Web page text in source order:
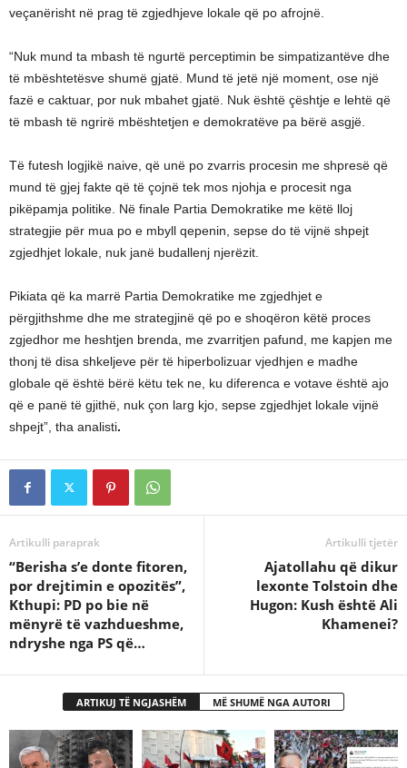
veçanërisht në prag të zgjedhjeve lokale që po afrojnë.
“Nuk mund ta mbash të ngurtë perceptimin be simpatizantëve dhe
të mbështetësve shumë gjatë. Mund të jetë një moment, ose një
fazë e caktuar, por nuk mbahet gjatë. Nuk është çështje e lehtë që
të mbash të ngrirë mbështetjen e demokratëve pa bërë asgjë.
Të futesh logjikë naive, që unë po zvarris procesin me shpresë që
mund të gjej fakte që të çojnë tek mos njohja e procesit nga
pikëpamja politike. Në finale Partia Demokratike me këtë lloj
strategjie për mua po e mbyll qepenin, sepse do të vijnë shpejt
zgjedhjet lokale, nuk janë budallenj njerëzit.
Pikiata që ka marrë Partia Demokratike me zgjedhjet e
përgjithshme dhe me strategjinë që po e shoqëron këtë proces
zgjedhor me heshtjen brenda, me zvarritjen pafund, me kapjen me
thonj të disa shkeljeve për të hiperbolizuar vjedhjen e madhe
globale që është bërë këtu tek ne, ku diferenca e votave është ajo
që e panë të gjithë, nuk çon larg kjo, sepse zgjedhjet lokale vijnë
shpejt”, tha analisti.
Artikulli paraprak
“Berisha s’e donte fitoren,
por drejtimin e opozitës”,
Kthupi: PD po bie në
mënyrë të vazhdueshme,
ndryshe nga PS që…
Artikulli tjetër
Ajatollahu që dikur
lexonte Tolstoin dhe
Hugon: Kush është Ali
Khamenei?
ARTIKUJ TË NGJASHËM MË SHUMË NGA AUTORI